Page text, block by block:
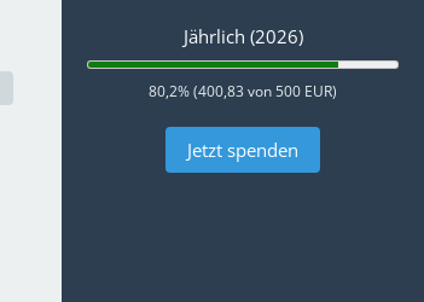
Jährlich (2026)
80,2% (400,83 von 500 EUR)
Jetzt spenden